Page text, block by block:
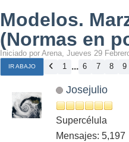
Modelos.
(Normas en
Iniciado por Arena, Jueves 29
IR ABAJO 1 ... 6 7 8 9
Josejulio
Supercélula
Mensajes: 5,197